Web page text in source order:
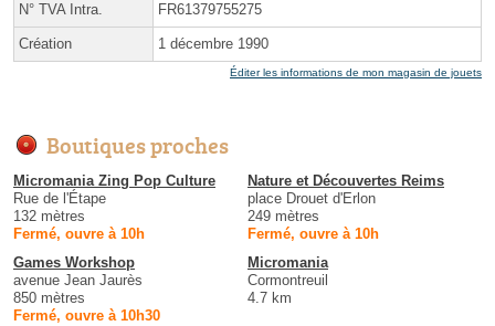
N° TVA Intra. FR61379755275
Création 1 décembre 1990
Éditer les informations de mon magasin de jouets
Boutiques proches
Micromania Zing Pop Culture
Rue de l'Étape
132 mètres
Fermé, ouvre à 10h
Nature et Découvertes Reims
place Drouet d'Erlon
249 mètres
Fermé, ouvre à 10h
Games Workshop
avenue Jean Jaurès
850 mètres
Fermé, ouvre à 10h30
Micromania
Cormontreuil
4.7 km